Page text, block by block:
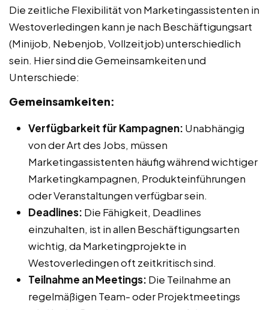
Die zeitliche Flexibilität von Marketingassistenten in
Westoverledingen kann je nach Beschäftigungsart
(Minijob, Nebenjob, Vollzeitjob) unterschiedlich
sein. Hier sind die Gemeinsamkeiten und
Unterschiede:
Gemeinsamkeiten:
Verfügbarkeit für Kampagnen: Unabhängig
von der Art des Jobs, müssen
Marketingassistenten häufig während wichtiger
Marketingkampagnen, Produkteinführungen
oder Veranstaltungen verfügbar sein.
Deadlines: Die Fähigkeit, Deadlines
einzuhalten, ist in allen Beschäftigungsarten
wichtig, da Marketingprojekte in
Westoverledingen oft zeitkritisch sind.
Teilnahme an Meetings: Die Teilnahme an
regelmäßigen Team- oder Projektmeetings